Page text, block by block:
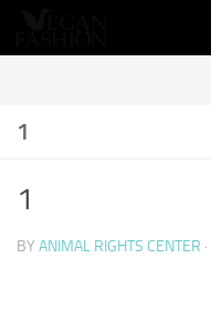
1
1
BY ANIMAL RIGHTS CENTER ·